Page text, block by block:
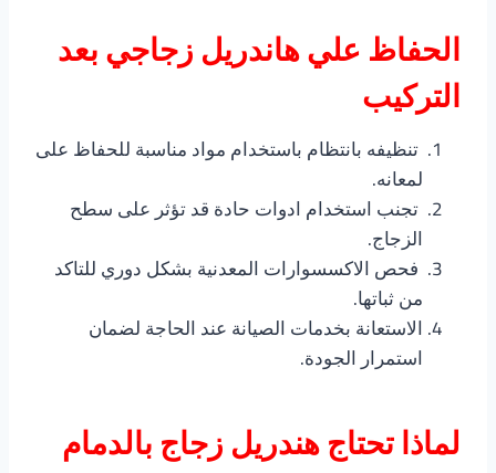
الحفاظ علي هاندريل زجاجي بعد
التركيب
تنظيفه بانتظام باستخدام مواد مناسبة للحفاظ على
لمعانه.
تجنب استخدام ادوات حادة قد تؤثر على سطح
الزجاج.
فحص الاكسسوارات المعدنية بشكل دوري للتاكد
من ثباتها.
الاستعانة بخدمات الصيانة عند الحاجة لضمان
استمرار الجودة.
لماذا تحتاج هندريل زجاج بالدمام